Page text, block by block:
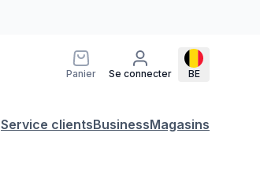
Panier Se connecter BE
Service clientsBusinessMagasins